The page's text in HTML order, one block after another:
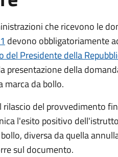
che ricevono le
devono obbligatoriamente
del Presidente della
presentazione della
marca da bollo.
rilascio del provvedimento
l'esito positivo
diversa da quella
sul documento.